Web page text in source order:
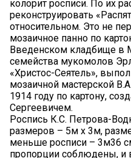
колорит росписи. По их
реконструировать
относительном. Это не
мозаичное панно по
Введенском кладбище в
семейства мукомолов
«Христос-Сеятель»,
мозаичной мастерской
1914 году по картону,
Сергеевичем.
Роспись К.С. Петрова-
размеров – 5м х 3м,
меньше росписи – 3м36
пропорции соблюдены, и